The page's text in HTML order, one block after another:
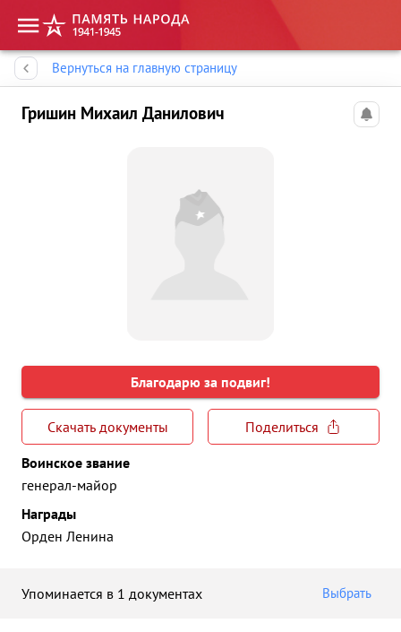
Вернуться на главную страницу
Гришин Михаил Данилович
Благодарю за подвиг!
Скачать документы
Поделиться
Воинское звание
генерал-майор
Награды
Орден Ленина
Упоминается в 1 документах Выбрать
Память народа